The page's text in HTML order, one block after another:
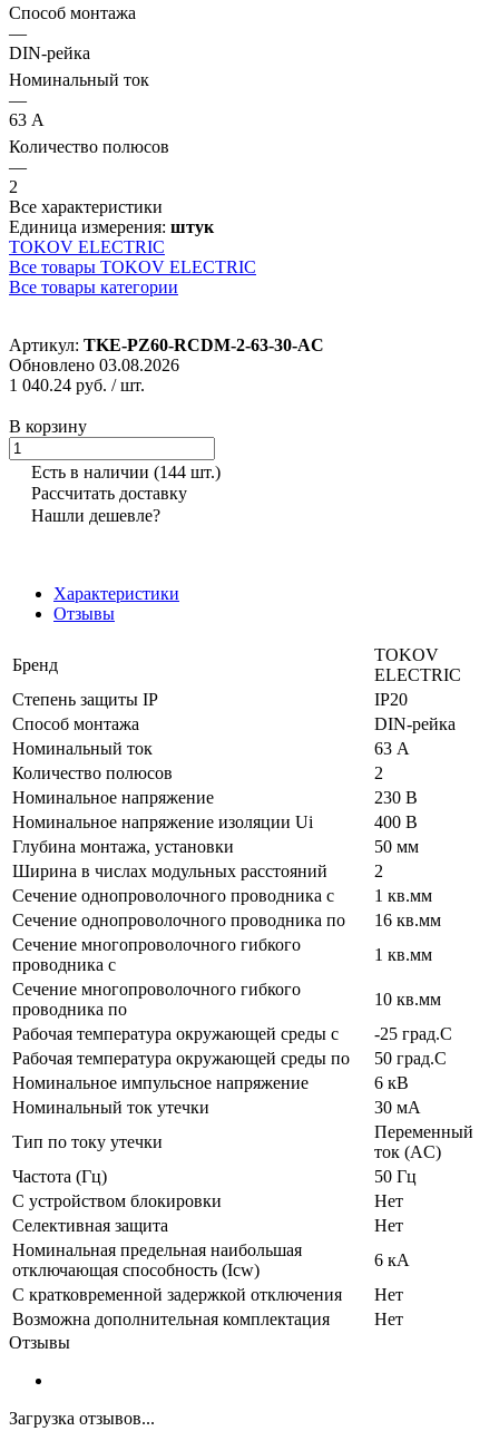
Способ монтажа
—
DIN-рейка
Номинальный ток
—
63 А
Количество полюсов
—
2
Все характеристики
Единица измерения: штук
TOKOV ELECTRIC
Все товары TOKOV ELECTRIC
Все товары категории
Артикул: TKE-PZ60-RCDM-2-63-30-AC
Обновлено 03.08.2026
1 040.24 руб. / шт.
В корзину
Есть в наличии (144 шт.)
Рассчитать доставку
Нашли дешевле?
Характеристики
Отзывы
Бренд
TOKOV
ELECTRIC
Степень защиты IP
IP20
Способ монтажа
DIN-рейка
Номинальный ток
63 А
Количество полюсов
2
Номинальное напряжение
230 В
Номинальное напряжение изоляции Ui
400 В
Глубина монтажа, установки
50 мм
Ширина в числах модульных расстояний
2
Сечение однопроволочного проводника с
1 кв.мм
Сечение однопроволочного проводника по
16 кв.мм
Сечение многопроволочного гибкого
проводника с
1 кв.мм
Сечение многопроволочного гибкого
проводника по
10 кв.мм
Рабочая температура окружающей среды с
-25 град.C
Рабочая температура окружающей среды по
50 град.C
Номинальное импульсное напряжение
6 кВ
Номинальный ток утечки
30 мА
Тип по току утечки
Переменный
ток (AC)
Частота (Гц)
50 Гц
С устройством блокировки
Нет
Селективная защита
Нет
Номинальная предельная наибольшая
отключающая способность (Icw)
6 кА
С кратковременной задержкой отключения
Нет
Возможна дополнительная комплектация
Нет
Отзывы
Загрузка отзывов...